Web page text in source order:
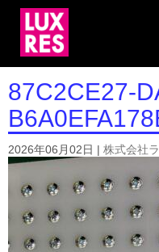
87C2CE27-
2026年06月02日 株式会社